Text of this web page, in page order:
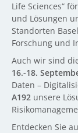
Life Sciences“
und Lösungen
Standorten
Forschung und
Auch wir sind
16.-18.
Daten –
A192 unsere
Entdecken Sie